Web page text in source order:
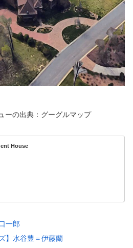
ーの出典：グーグルマップ
House
一郎
】水谷豊＝伊藤蘭